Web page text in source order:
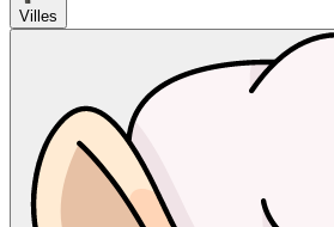
Villes